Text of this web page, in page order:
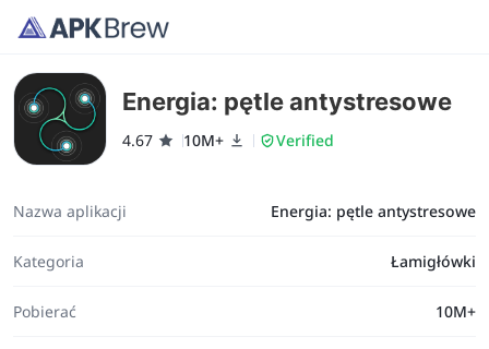
Energia: pętle antystresowe
4.67 10M+ Verified
Nazwa aplikacji Energia: pętle antystresowe
Kategoria Łamigłówki
Pobierać 10M+